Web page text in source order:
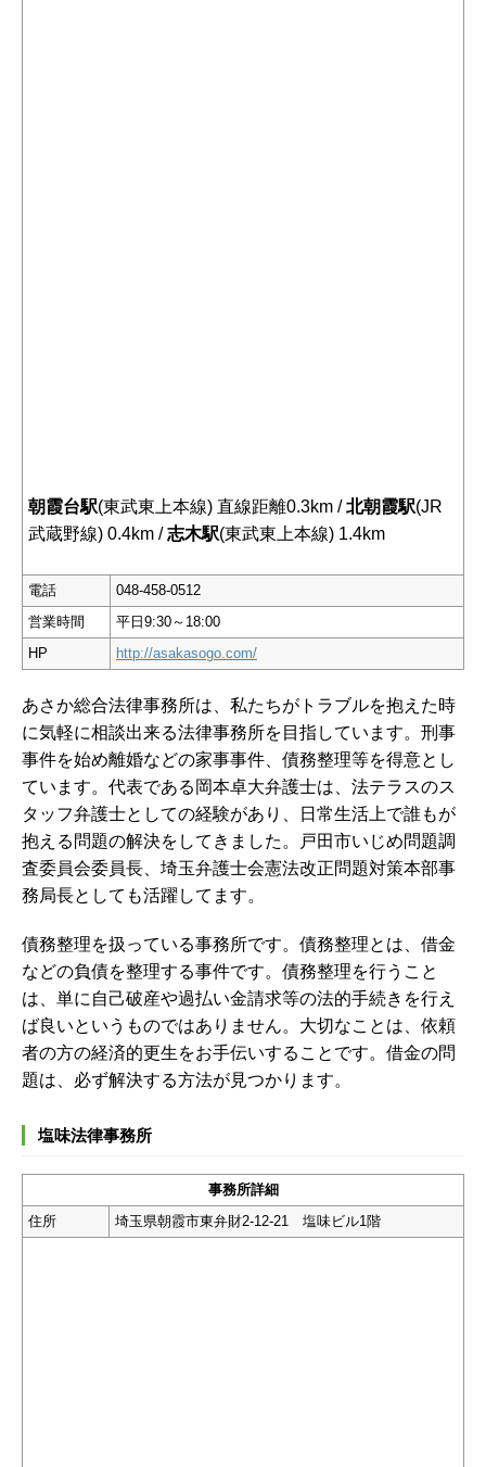
朝霞台駅(東武東上本線) 直線距離0.3km /北朝霞駅(JR
武蔵野線) 0.4km /志木駅(東武東上本線) 1.4km
電話
048-458-0512
営業時間
平日9:30～18:00
HP
http://asakasogo.com/
あさか総合法律事務所は、私たちがトラブルを抱えた時
に気軽に相談出来る法律事務所を目指しています。刑事
事件を始め離婚などの家事事件、債務整理等を得意とし
ています。代表である岡本卓大弁護士は、法テラスのス
タッフ弁護士としての経験があり、日常生活上で誰もが
抱える問題の解決をしてきました。
戸田市いじめ問題調
査委員会委員長、 埼玉弁護士会憲法改正問題対策本部事
務局長としても活躍してます。
債務整理を扱っている事務所です。債務整理とは、借金
などの負債を整理する事件です。債務整理を行うこと
は、単に自己破産や過払い金請求等の法的手続きを行え
ば良いというものではありません。大切なことは、依頼
者の方の経済的更生をお手伝いすることです。借金の問
題は、必ず解決する方法が見つかります。
塩味法律事務所
事務所詳細
住所
埼玉県朝霞市東弁財2-12-21 塩味ビル1階